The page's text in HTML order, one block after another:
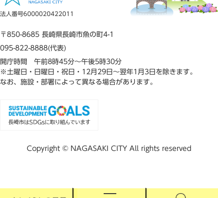
法人番号6000020422011
〒850-8685 長崎県長崎市魚の町4-1
095-822-8888(代表)
開庁時間 午前8時45分～午後5時30分
※土曜日・日曜日・祝日・12月29日～翌年1月3日を除きます。
なお、施設・部署によって異なる場合があります。
Copyright © NAGASAKI CITY All rights reserved